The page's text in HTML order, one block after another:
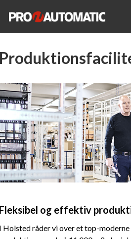
og effektiv
Holsted råder vi over et top-